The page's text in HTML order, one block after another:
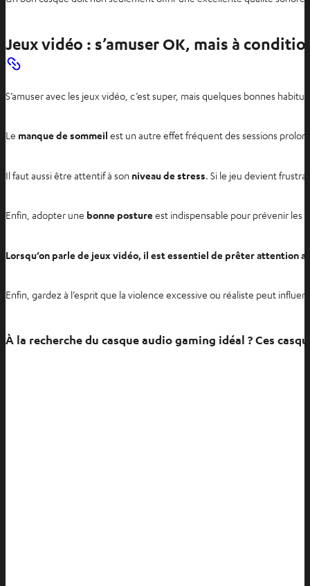
Jeux vidéo : s’amuser OK, mais à
S’amuser avec les jeux vidéo, c’est super, mais quelques bonnes
Le manque de sommeil est un autre effet fréquent des sessions
Il faut aussi être attentif à son niveau de stress. Si le jeu devient
Enfin, adopter une bonne posture est indispensable pour prévenir les
Lorsqu’on parle de jeux vidéo, il est essentiel de prêter attention
Enfin, gardez à l’esprit que la violence excessive ou réaliste peut
À la recherche du casque audio gaming idéal ? Ces